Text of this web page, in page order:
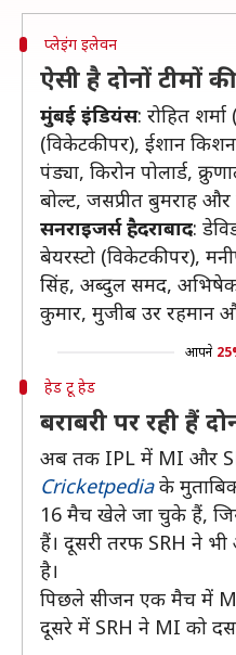
प्लेइंग इलेवन
ऐसी है दोनों टीमों
मुंबई इंडियंस: रोहित
(विकेटकीपर), ईशान
पंड्या, किरोन पोलार्ड,
बोल्ट, जसप्रीत बुमराह और
सनराइजर्स हैदराबाद:
बेयरस्टो (विकेटकीपर),
सिंह, अब्दुल समद, अभिषेक
कुमार, मुजीब उर रहमान
आपने
हेड टू हेड
बराबरी पर रही हैं
अब तक IPL में MI और
Cricketpediaके
16 मैच खेले जा चुके हैं,
हैं। दूसरी तरफ SRH ने
है।
पिछले सीजन एक मैच में
दूसरे में SRH ने MI को दस